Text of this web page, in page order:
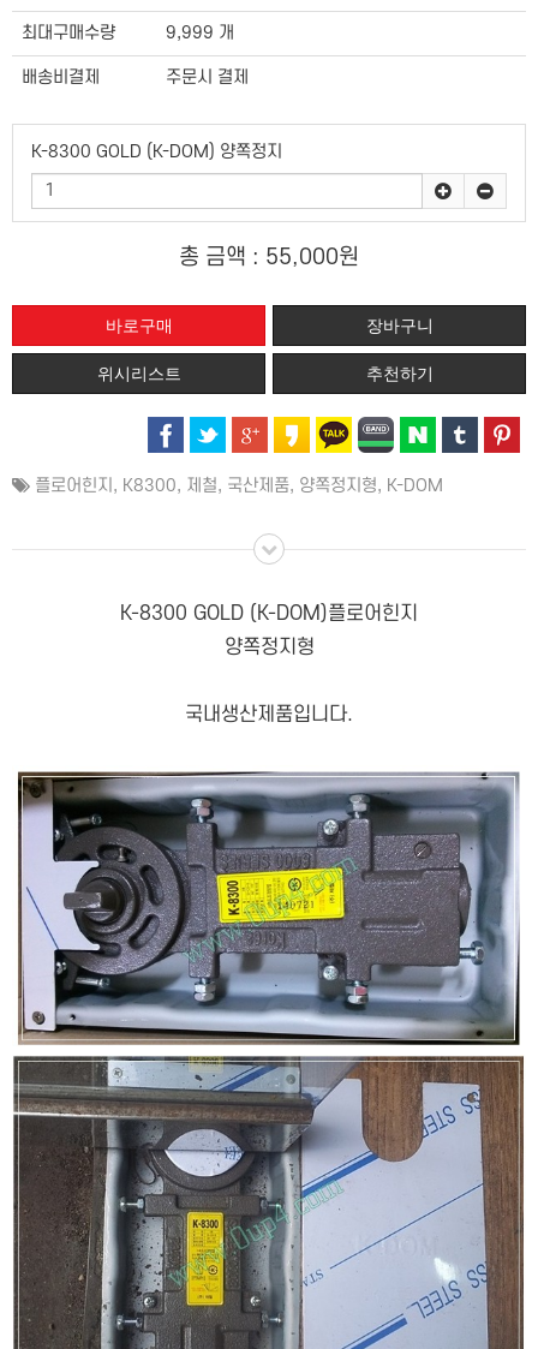
최대구매수량 9,999 개
배송비결제 주문시 결제
K-8300 GOLD (K-DOM) 양쪽정지
총 금액 : 55,000원
위시리스트 추천하기
플로어힌지 , K8300, 제철, 국산제품, 양쪽정지형, K-DOM
K-8300 GOLD (K-DOM)플로어힌지
양쪽정지형
국내생산제품입니다.